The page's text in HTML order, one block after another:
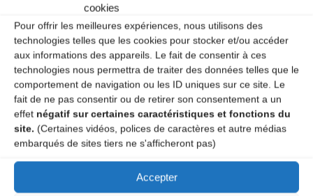
cookies
Pour offrir les meilleures expériences, nous utilisons des
technologies telles que les cookies pour stocker et/ou accéder
aux informations des appareils. Le fait de consentir à ces
technologies nous permettra de traiter des données telles que le
comportement de navigation ou les ID uniques sur ce site. Le
fait de ne pas consentir ou de retirer son consentement a un
effet négatif sur certaines caractéristiques et fonctions du
site. (Certaines vidéos, polices de caractères et autre médias
embarqués de sites tiers ne s'afficheront pas)
Accepter
A DECOUVRIR :